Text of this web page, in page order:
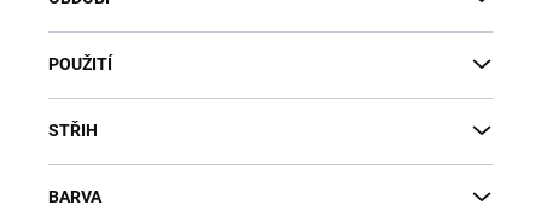
POUŽITÍ
STŘIH
BARVA